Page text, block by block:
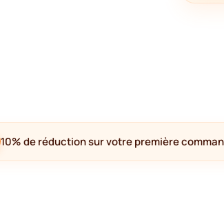
10% de réduction sur votre première